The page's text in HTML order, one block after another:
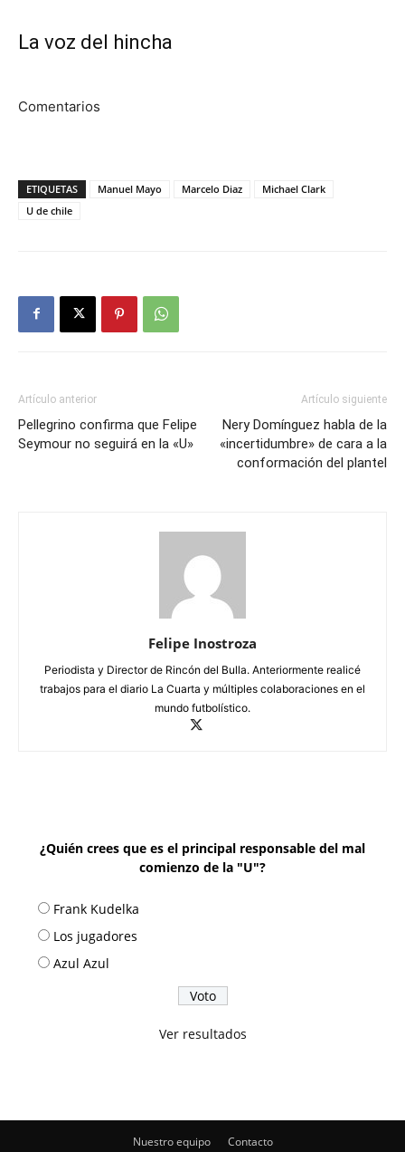
La voz del hincha
Comentarios
ETIQUETAS Manuel Mayo Marcelo Diaz
Michael Clark
U de chile
Artículo anterior
Pellegrino confirma que Felipe
Seymour no seguirá en la «U»
Artículo siguiente
Nery Domínguez habla de la
«incertidumbre» de cara a la
conformación del plantel
Felipe Inostroza
Periodista y Director de Rincón del Bulla. Anteriormente realicé
trabajos para el diario La Cuarta y múltiples colaboraciones en el
mundo futbolístico.
¿Quién crees que es el principal responsable del mal
comienzo de la "U"?
Frank Kudelka
Los jugadores
Azul Azul
Ver resultados
Nuestro equipo Contacto